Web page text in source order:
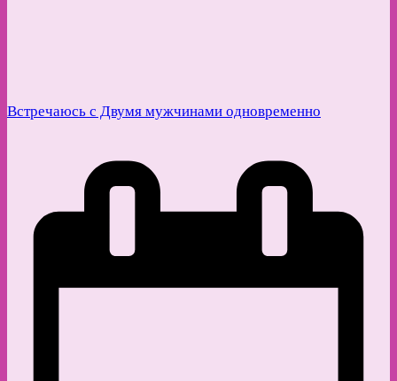
Встречаюсь с Двумя мужчинами одновременно